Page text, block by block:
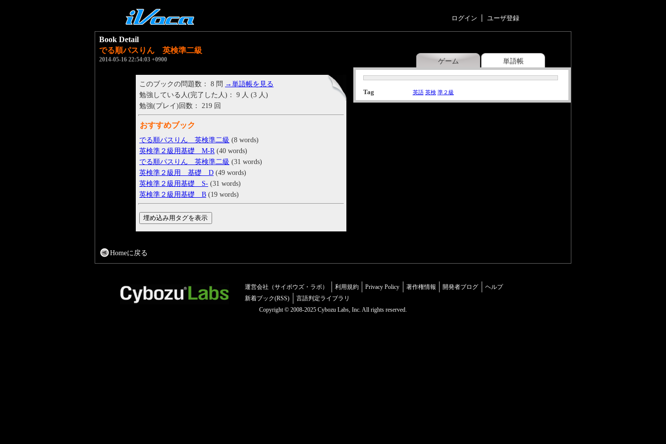
ログイン ユーザ登録
ゲーム 単語帳
Book Detail
でる順パスりん 英検準二級
2014-05-16 22:54:03 +0900
Tag 英語 英検 準２級
このブックの問題数： 8 問 →単語帳を見る
勉強している人(完了した人)： 9 人 (3 人)
勉強(プレイ)回数： 219 回
おすすめブック
でる順パスりん 英検準二級 (8 words)
英検準２級用基礎 M-R (40 words)
でる順パスりん 英検準二級 (31 words)
英検準２級用 基礎 D (49 words)
英検準２級用基礎 S- (31 words)
英検準２級用基礎 B (19 words)
Homeに戻る
運営会社（サイボウズ・ラボ） 利用規約 Privacy Policy 著作権情報 開発者ブログ
ヘルプ
新着ブック(RSS)
言語判定ライブラリ
Copyright © 2008-2025 Cybozu Labs, Inc. All rights reserved.